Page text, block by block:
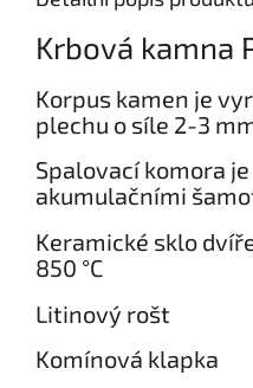
Krbová kamna
Korpus kamen je
plechu o síle 2-3
Spalovací komora
akumulačními
Keramické sklo
850 °C
Litinový rošt
Komínová klapka